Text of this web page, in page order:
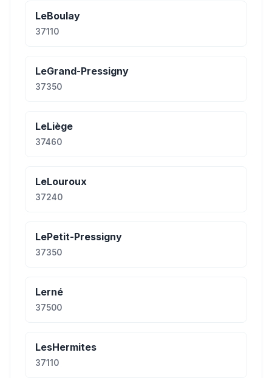
LeBoulay
37110
LeGrand-Pressigny
37350
LeLiège
37460
LeLouroux
37240
LePetit-Pressigny
37350
Lerné
37500
LesHermites
37110